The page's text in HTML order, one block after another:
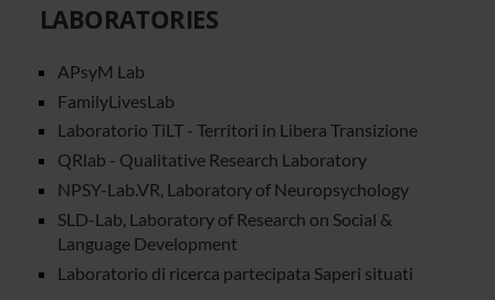
LABORATORIES
APsyM Lab
FamilyLivesLab
Laboratorio TiLT - Territori in Libera Transizione
QRlab - Qualitative Research Laboratory
NPSY-Lab.VR, Laboratory of Neuropsychology
SLD-Lab, Laboratory of Research on Social &
Language Development
Laboratorio di ricerca partecipata Saperi situati